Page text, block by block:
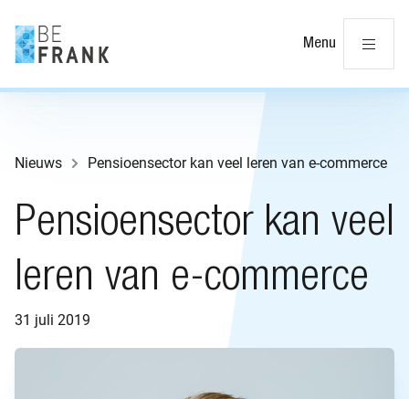
Menu
Nieuws Pensioensector kan veel leren van e-commerce
Pensioensector kan veel
leren van e-commerce
31 juli 2019